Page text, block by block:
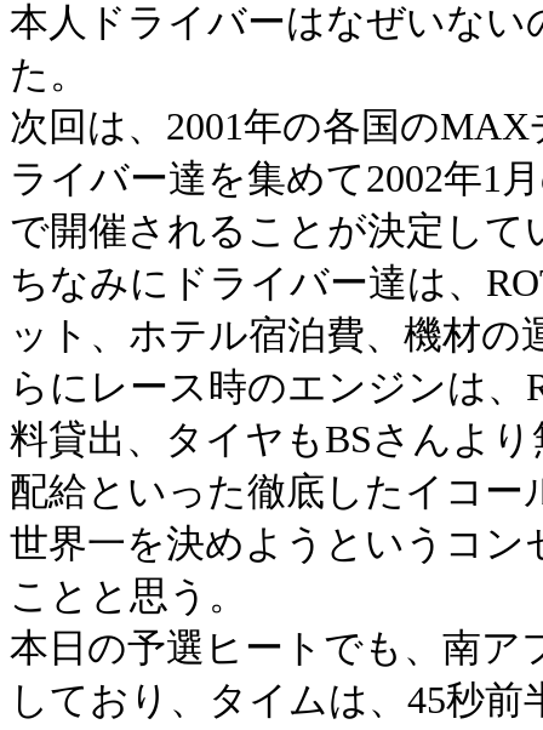
本人ドライバーはなぜいな
た。
次回は、2001年の各国の
ライバー達を集めて2002年1
で開催されることが決定して
ちなみにドライバー達は、
ット、ホテル宿泊費、機材
らにレース時のエンジンは
料貸出、タイヤもBSさんよ
配給といった徹底したイコ
世界一を決めようというコ
ことと思う。
本日の予選ヒートでも、南ア
しており、タイムは、45秒